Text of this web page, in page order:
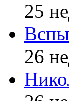
25
26